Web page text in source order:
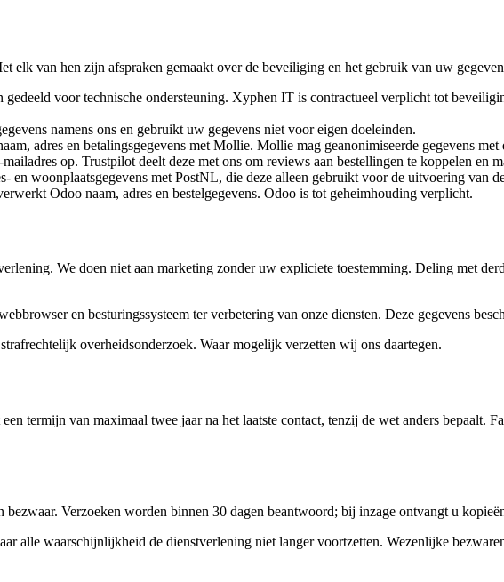
elk van hen zijn afspraken gemaakt over de beveiliging en het gebruik van uw
voor technische ondersteuning. Xyphen IT is contractueel verplicht tot
namens ons en gebruikt uw gegevens niet voor eigen doeleinden.
adres en betalingsgegevens met Mollie. Mollie mag geanonimiseerde gegevens met
op. Trustpilot deelt deze met ons om reviews aan bestellingen te koppelen en
woonplaatsgegevens met PostNL, die deze alleen gebruikt voor de uitvoering van
Odoo naam, adres en bestelgegevens. Odoo is tot geheimhouding verplicht.
We doen niet aan marketing zonder uw expliciete toestemming. Deling met
en besturingssysteem ter verbetering van onze diensten. Deze gegevens
overheidsonderzoek. Waar mogelijk verzetten wij ons daartegen.
termijn van maximaal twee jaar na het laatste contact, tenzij de wet anders bepaalt.
Verzoeken worden binnen 30 dagen beantwoord; bij inzage ontvangt u
alle waarschijnlijkheid de dienstverlening niet langer voortzetten. Wezenlijke